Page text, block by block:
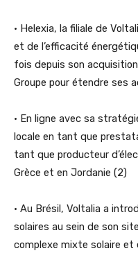
• Helexia, la filiale de
et de l’efficacité
fois depuis son
Groupe pour étendre ses
• En ligne avec sa
locale en tant que
tant que producteur
Grèce et en Jordanie (2)
• Au Brésil, Voltalia a
solaires au sein de son
complexe mixte solaire et